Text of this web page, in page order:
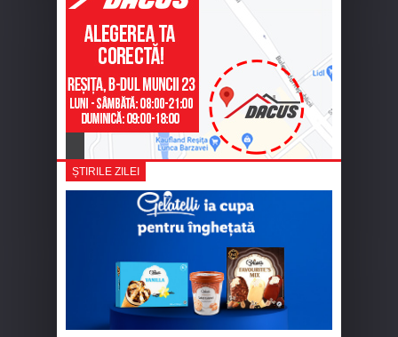
ȘTIRILE ZILEI